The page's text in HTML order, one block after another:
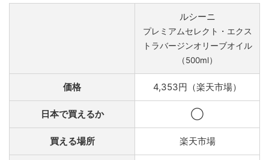
ルシーニ
プレミアムセレクト・エクス
トラバージンオリーブオイル
（500ml）
価格 4,353円（楽天市場）
日本で買えるか ◯
買える場所 楽天市場